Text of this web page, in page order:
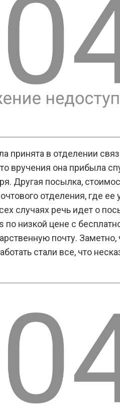
принята в отделении
вручения она прибыла
Другая посылка,
отделения, где
случаях речь идет о
по низкой цене с
почту. Заметно,
стали все, что